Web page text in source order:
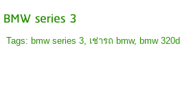
BMW series 3
Tags: bmw series 3, เช่ารถ bmw, bmw 320d